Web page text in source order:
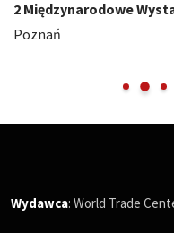
2 Międzynarodowe
Poznań
Wydawca: World Trade